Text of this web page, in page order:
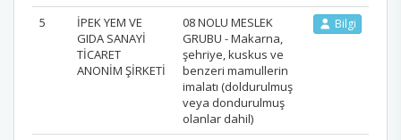
5
İPEK YEM VE
GIDA SANAYİ
TİCARET
ANONİM ŞİRKETİ
08 NOLU MESLEK
GRUBU - Makarna,
şehriye, kuskus ve
benzeri mamullerin
imalatı (doldurulmuş
veya dondurulmuş
olanlar dahil)
Bilgi